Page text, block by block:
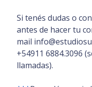
Si tenés dudas o
antes de hacer tu
mail
+54911 6884.3096
llamadas).